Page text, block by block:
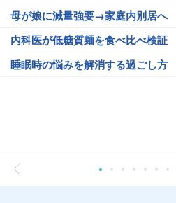
母が娘に減量強要→家庭内別居へ
内科医が低糖質麺を食べ比べ検証
睡眠時の悩みを解消する過ごし方